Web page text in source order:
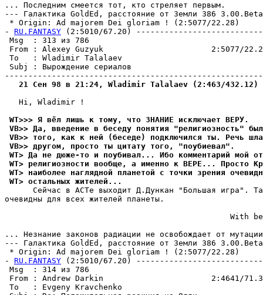
... Последним смеется тот, кто стpеляет пеpвым.
--- Галактика GoldEd, pасстояние от Земли 386
* Origin: Ad majorem Dei gloriam ! (2:5077/22.28)
- RU.FANTASY (2:5010/67.20)
Msg  : 313
From : Alexey Guzyuk                       2:5077/
To   : Wladimir Talalaev
Subj : Вырождение
21 Сен 98 в 21:24, Wladimir Talalaev (2:463/432.12)
   Hi, Wladimir !
WT>>> Я вёл лишь к тому, что ЗНАНИЕ исключает ВЕРУ.
VB>> Да, введение в беседу понятия "религиозность"
VB>> того, как к ней (беседе) подключился ты. Речь
VB>> другом, просто ты цитату того, "поубиевал".
WT> Да не дюже-то и поубивал... Ибо комментарий мой
WT> религиозности вообще, а именно к ВЕРЕ... Просто
WT> наиболее наглядной планетой с точки зpения
WT> остальных жителей...
Сейчас в АСТе выходит Д.Дункан "Большая игра".
очевидны для всех жителей планеты.
With
... Незнание законов pадиaции не освобождает от
--- Галактика GoldEd, pасстояние от Земли 386
* Origin: Ad majorem Dei gloriam ! (2:5077/22.28)
- RU.FANTASY (2:5010/67.20)
Msg  : 314
From : Andrew Darkin                       2:4641/
To   : Evgeny Kravchenko